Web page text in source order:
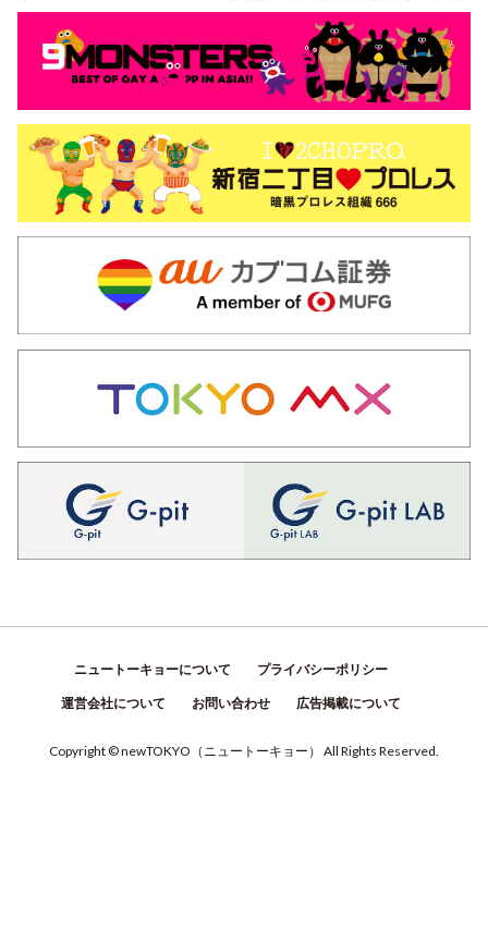
ニュートーキョーについて プライバシーポリシー
運営会社について お問い合わせ 広告掲載について
Copyright © newTOKYO （ ニュートーキョー ） All Rights Reserved.